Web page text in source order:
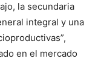
la secundaria
integral y una
en el mercado